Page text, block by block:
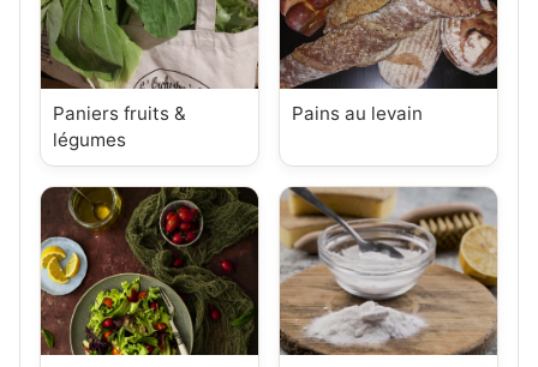
Paniers fruits &
légumes
Pains au levain